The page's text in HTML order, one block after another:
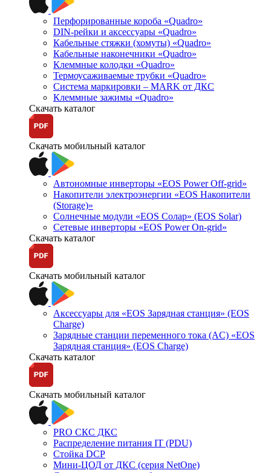
Перфорированные короба «Quadro»
DIN-рейки и аксессуары «Quadro»
Кабельные стяжки (хомуты) «Quadro»
Кабельные наконечники «Quadro»
Клеммные колодки «Quadro»
Термоусаживаемые трубки «Quadro»
Система маркировки – MARK от ДКС
Клеммные зажимы «Quadro»
Скачать каталог
Скачать мобильный каталог
Автономные инверторы «EOS Power Off-grid»
Накопители электроэнергии «EOS Накопители
(Storage)»
Солнечные модули «EOS Солар» (EOS Solar)
Сетевые инверторы «EOS Power On-grid»
Скачать каталог
Скачать мобильный каталог
Аксессуары для «EOS Зарядная станция» (EOS
Charge)
Зарядные станции переменного тока (AC) «EOS
Зарядная станция» (EOS Charge)
Скачать каталог
Скачать мобильный каталог
PRO СКС ДКС
Распределение питания IT (PDU)
Стойка DCP
Мини-ЦОД от ДКС (серия NetOne)